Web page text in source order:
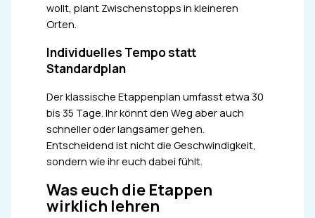
wollt, plant Zwischenstopps in kleineren
Orten.
Individuelles Tempo statt
Standardplan
Der klassische Etappenplan umfasst etwa 30
bis 35 Tage. Ihr könnt den Weg aber auch
schneller oder langsamer gehen.
Entscheidend ist nicht die Geschwindigkeit,
sondern wie ihr euch dabei fühlt.
Was euch die Etappen
wirklich lehren